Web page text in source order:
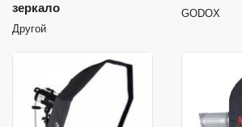
зеркало
Другой
GODOX